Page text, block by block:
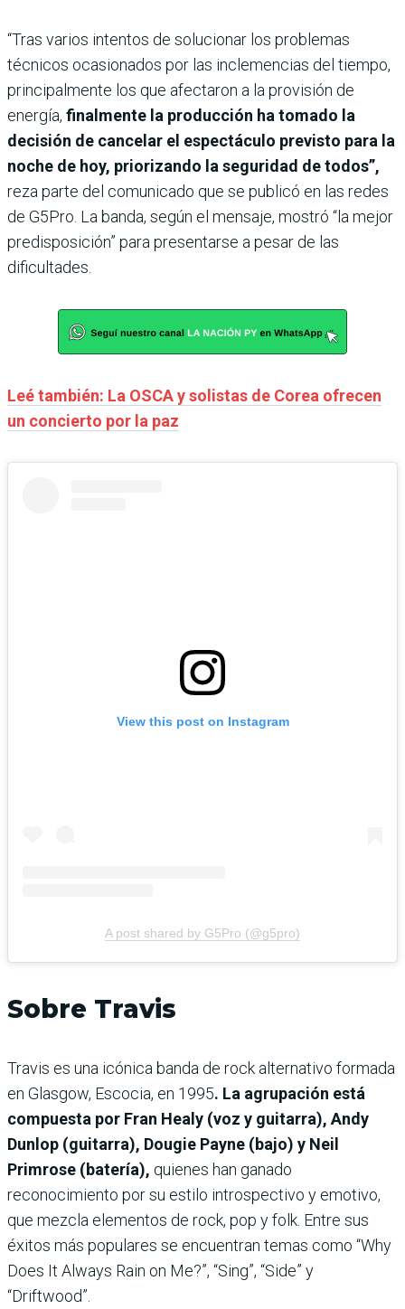
“Tras varios intentos de solucionar los problemas
técnicos ocasionados por las inclemencias del tiempo,
principalmente los que afectaron a la provisión de
energía, finalmente la producción ha tomado la
decisión de cancelar el espectáculo previsto para la
noche de hoy, priorizando la seguridad de todos”,
reza parte del comunicado que se publicó en las redes
de G5Pro. La banda, según el mensaje, mostró “la mejor
predisposición” para presentarse a pesar de las
dificultades.
Leé también: La OSCA y solistas de Corea ofrecen
un concierto por la paz
View this post on Instagram
A post shared by G5Pro (@g5pro)
Sobre Travis
Travis es una icónica banda de rock alternativo formada
en Glasgow, Escocia, en 1995. La agrupación está
compuesta por Fran Healy (voz y guitarra), Andy
Dunlop (guitarra), Dougie Payne (bajo) y Neil
Primrose (batería), quienes han ganado
reconocimiento por su estilo introspectivo y emotivo,
que mezcla elementos de rock, pop y folk. Entre sus
éxitos más populares se encuentran temas como “Why
Does It Always Rain on Me?”, “Sing”, “Side” y
“Driftwood”.